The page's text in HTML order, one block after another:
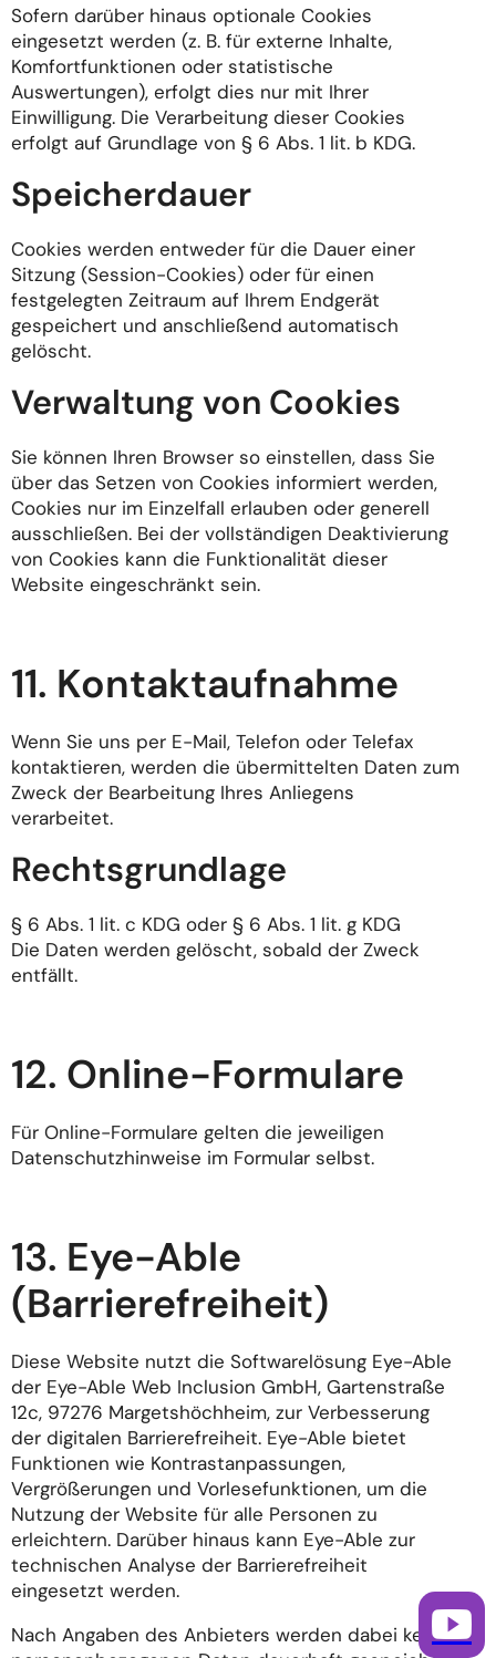
Sofern darüber hinaus optionale Cookies
eingesetzt werden (z. B. für externe Inhalte,
Komfortfunktionen oder statistische
Auswertungen), erfolgt dies nur mit Ihrer
Einwilligung. Die Verarbeitung dieser Cookies
erfolgt auf Grundlage von § 6 Abs. 1 lit. b KDG.
Speicherdauer
Cookies werden entweder für die Dauer einer
Sitzung (Session-Cookies) oder für einen
festgelegten Zeitraum auf Ihrem Endgerät
gespeichert und anschließend automatisch
gelöscht.
Verwaltung von Cookies
Sie können Ihren Browser so einstellen, dass Sie
über das Setzen von Cookies informiert werden,
Cookies nur im Einzelfall erlauben oder generell
ausschließen. Bei der vollständigen Deaktivierung
von Cookies kann die Funktionalität dieser
Website eingeschränkt sein.
11. Kontaktaufnahme
Wenn Sie uns per E-Mail, Telefon oder Telefax
kontaktieren, werden die übermittelten Daten zum
Zweck der Bearbeitung Ihres Anliegens
verarbeitet.
Rechtsgrundlage
§ 6 Abs. 1 lit. c KDG oder § 6 Abs. 1 lit. g KDG
Die Daten werden gelöscht, sobald der Zweck
entfällt.
12. Online-Formulare
Für Online-Formulare gelten die jeweiligen
Datenschutzhinweise im Formular selbst.
13. Eye-Able
(Barrierefreiheit)
Diese Website nutzt die Softwarelösung Eye-Able
der Eye-Able Web Inclusion GmbH, Gartenstraße
12c, 97276 Margetshöchheim, zur Verbesserung
der digitalen Barrierefreiheit. Eye-Able bietet
Funktionen wie Kontrastanpassungen,
Vergrößerungen und Vorlesefunktionen, um die
Nutzung der Website für alle Personen zu
erleichtern. Darüber hinaus kann Eye-Able zur
technischen Analyse der Barrierefreiheit
eingesetzt werden.
Nach Angaben des Anbieters werden dabei keine